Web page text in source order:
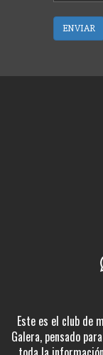
ENVIAR
Este es el club de
Galera, pensado